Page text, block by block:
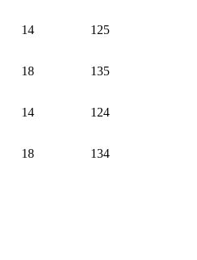
14 125
18 135
14 124
18 134